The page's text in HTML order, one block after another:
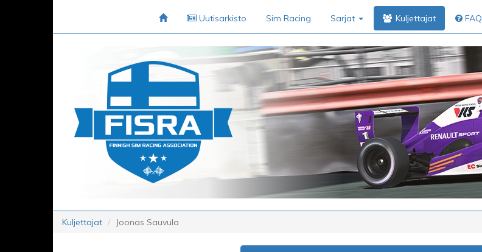
Uutisarkisto Sim Racing Sarjat Kuljettajat FAQ
Kuljettajat Joonas Sauvula